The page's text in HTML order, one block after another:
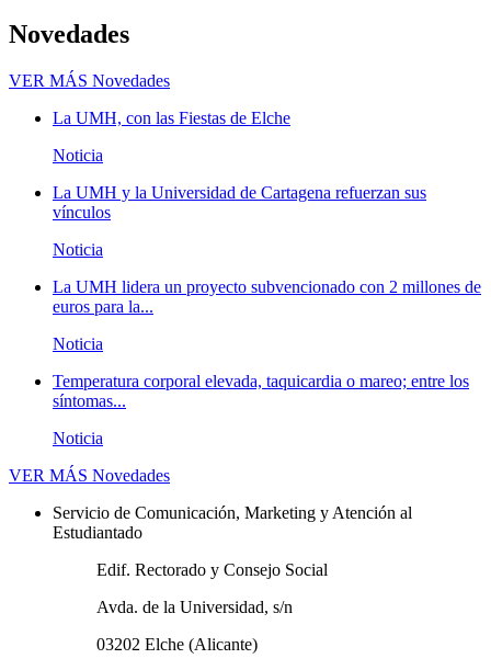
Novedades
VER MÁS Novedades
La UMH, con las Fiestas de Elche
Noticia
La UMH y la Universidad de Cartagena refuerzan sus
vínculos
Noticia
La UMH lidera un proyecto subvencionado con 2 millones de
euros para la...
Noticia
Temperatura corporal elevada, taquicardia o mareo; entre los
síntomas...
Noticia
VER MÁS Novedades
Servicio de Comunicación, Marketing y Atención al
Estudiantado
Edif. Rectorado y Consejo Social
Avda. de la Universidad, s/n
03202 Elche (Alicante)